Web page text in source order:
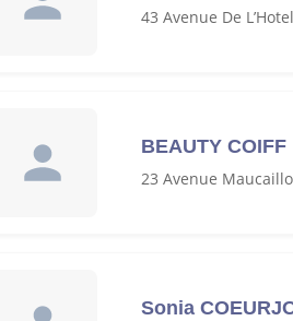
43 Avenue De
BEAUTY COIFF
23 Avenue
Sonia